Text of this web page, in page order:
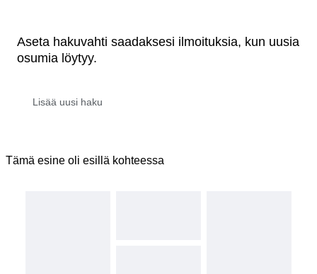
Aseta hakuvahti saadaksesi ilmoituksia, kun uusia
osumia löytyy.
Tämä esine oli esillä kohteessa